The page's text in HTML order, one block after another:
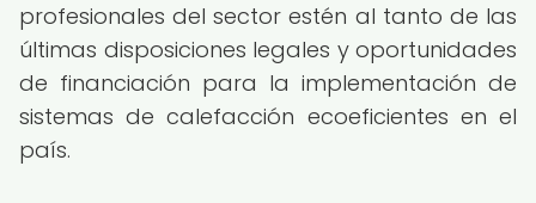
profesionales del sector estén al tanto de las
últimas disposiciones legales y oportunidades
de financiación para la implementación de
sistemas de calefacción ecoeficientes en el
país.